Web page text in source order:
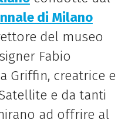
di Milano
del museo
Fabio
Griffin, creatrice e
e da tanti
ad offrire al